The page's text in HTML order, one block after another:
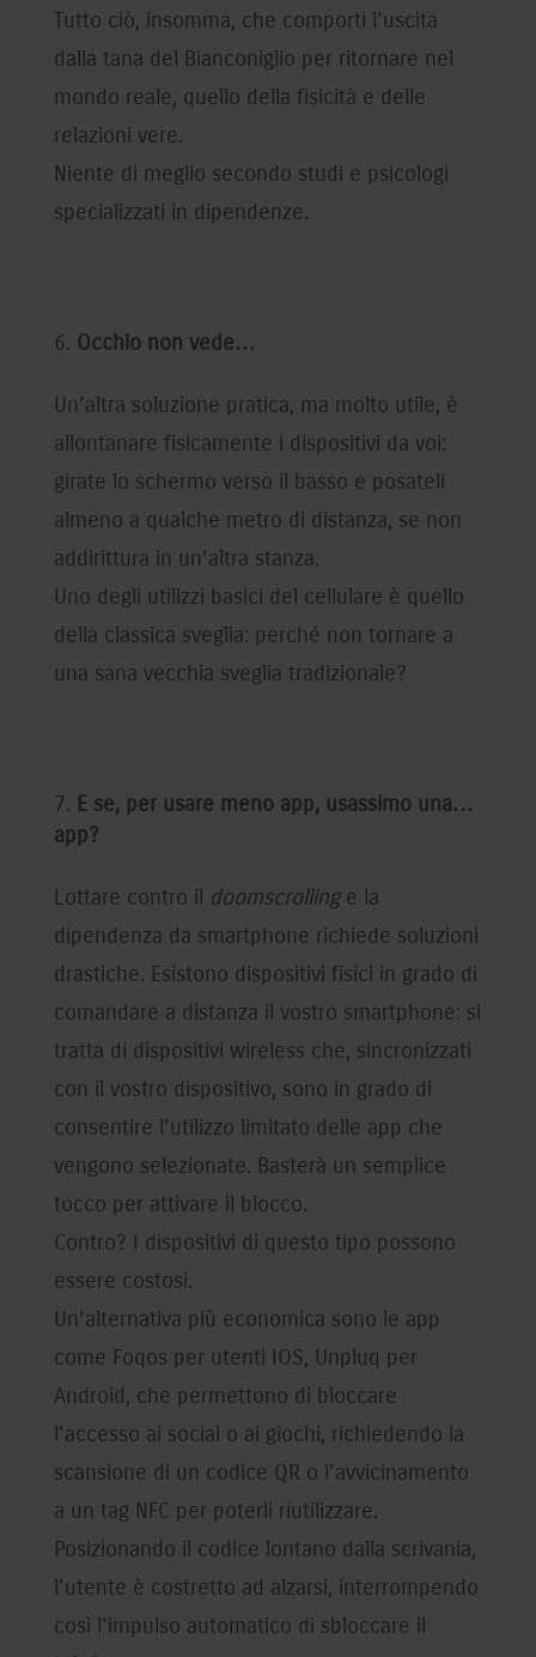
Tutto ciò, insomma, che comporti l’uscita
dalla tana del Bianconiglio per ritornare nel
mondo reale, quello della fisicità e delle
relazioni vere.
Niente di meglio secondo studi e psicologi
specializzati in dipendenze.
Occhio non vede…
Un’altra soluzione pratica, ma molto utile, è
allontanare fisicamente i dispositivi da voi:
girate lo schermo verso il basso e posateli
almeno a qualche metro di distanza, se non
addirittura in un’altra stanza.
Uno degli utilizzi basici del cellulare è quello
della classica sveglia: perché non tornare a
una sana vecchia sveglia tradizionale?
E se, per usare meno app, usassimo una…
app?
Lottare contro il doomscrollinge la
dipendenza da smartphone richiede soluzioni
drastiche. Esistono dispositivi fisici in grado di
comandare a distanza il vostro smartphone: si
tratta di dispositivi wireless che, sincronizzati
con il vostro dispositivo, sono in grado di
consentire l’utilizzo limitato delle app che
vengono selezionate. Basterà un semplice
tocco per attivare il blocco.
Contro? I dispositivi di questo tipo possono
essere costosi.
Un’alternativa più economica sono le app
come Foqos per utenti IOS, Unpluq per
Android, che permettono di bloccare
l'accesso ai social o ai giochi, richiedendo la
scansione di un codice QR o l'avvicinamento
a un tag NFC per poterli riutilizzare.
Posizionando il codice lontano dalla scrivania,
l'utente è costretto ad alzarsi, interrompendo
così l'impulso automatico di sbloccare il